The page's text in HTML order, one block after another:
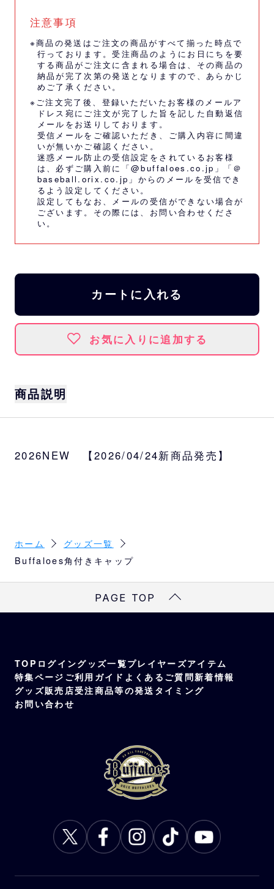
注意事項
※商品の発送はご注文の商品がすべて揃った時点で
行っております。受注商品のようにお日にちを要
する商品がご注文に含まれる場合は、その商品の
納品が完了次第の発送となりますので、あらかじ
めご了承ください。
※ご注文完了後、登録いただいたお客様のメールア
ドレス宛にご注文が完了した旨を記した自動返信
メールをお送りしております。
受信メールをご確認いただき、ご購入内容に間違
いが無いかご確認ください。
迷惑メール防止の受信設定をされているお客様
は、必ずご購入前に「@buffaloes.co.jp」「＠
baseball.orix.co.jp」からのメールを受信でき
るよう設定してください。
設定してもなお、メールの受信ができない場合が
ございます。その際には、 お問い合わせくださ
い。
カートに入れる
お気に入りに追加する
商品説明
～59cm）
2026NEW 【2026/04/24新商品発売】
ホーム
グッズ一覧
Buffaloes角付きキャップ
PAGE TOP
TOP ログイングッズ一覧プレイヤーズアイテム
特集ページ ご利用ガイド よくあるご質問新着情報
グッズ販売店受注商品等の発送タイミング
お問い合わせ